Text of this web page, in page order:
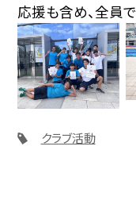
応援も含め、全員
クラブ活動